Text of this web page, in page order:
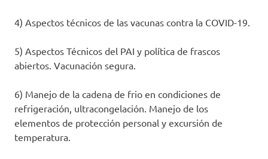
4) Aspectos técnicos de las vacunas contra la COVID-19.
5) Aspectos Técnicos del PAI y política de frascos
abiertos. Vacunación segura.
6) Manejo de la cadena de frio en condiciones de
refrigeración, ultracongelación. Manejo de los
elementos de protección personal y excursión de
temperatura.